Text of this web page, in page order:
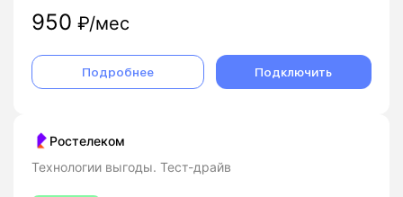
950 ₽/мес
Подробнее Подключить
Ростелеком
Технологии выгоды. Тест-драйв